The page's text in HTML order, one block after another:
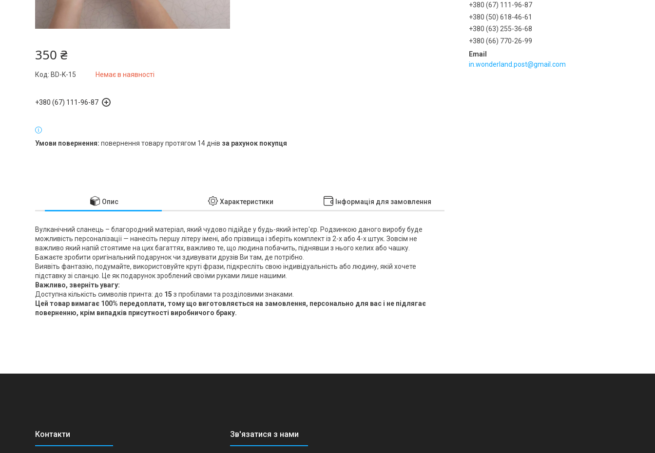
+380 (67) 111-96-87
+380 (50) 618-46-61
+380 (63) 255-36-68
+380 (66) 770-26-99
in.wonderland.post@gmail.com
350 ₴
Немає в наявності
Код: BD-K-15
+380 (67) 111-96-87
повернення товару протягом 14 днів за рахунок покупця
Опис Характеристики Інформація для замовлення
Вулканічний сланець – благородний матеріал, який чудово підійде у будь-який інтер'єр. Родзинкою даного виробу буде
можливість персоналізації — нанесіть першу літеру імені, або прізвища і зберіть комплект із 2-х або 4-х штук. Зовсім не
важливо який напій стоятиме на цих багаттях, важливо те, що людина побачить, піднявши з нього келих або чашку.
Бажаєте зробити оригінальний подарунок чи здивувати друзів Ви там, де потрібно.
Виявіть фантазію, подумайте, використовуйте круті фрази, підкресліть свою індивідуальність або людину, якій хочете
підставку зі сланцю. Це як подарунок зроблений своїми руками лише нашими.
Важливо, зверніть увагу:
Доступна кількість символів принта: до 15 з пробілами та розділовими знаками.
Цей товар вимагає 100% передоплати, тому що виготовляється на замовлення, персонально для вас і не підлягає
поверненню, крім випадків присутності виробничого браку.